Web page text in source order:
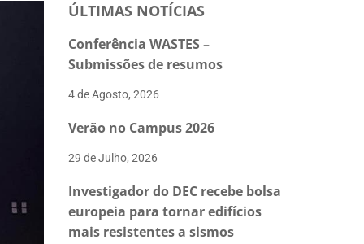
ÚLTIMAS NOTÍCIAS
Conferência WASTES –
Submissões de resumos
4 de Agosto, 2026
Verão no Campus 2026
29 de Julho, 2026
Investigador do DEC recebe bolsa
europeia para tornar edifícios
mais resistentes a sismos